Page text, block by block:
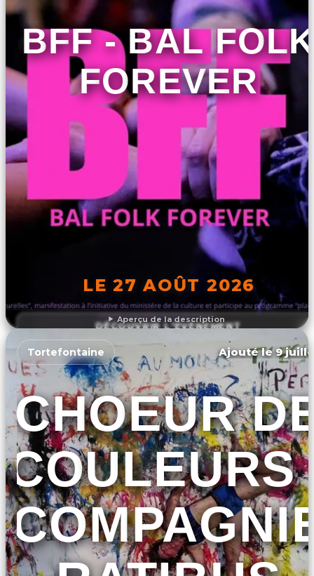
Aperçu de la description
BFF - BAL
FOREVER
LE 27 AOÛT 2026
DÉCOUVRIR L'ÉVÉNEMENT
Tortefontaine Ajouté le 9
CHOEUR
COULEURS